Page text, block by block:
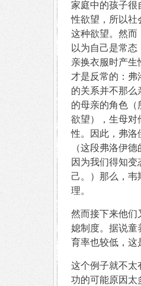
家庭中的孩子很
性欲望，所以社
这种欲望。然而
以为自己是常
亲换衣服时产生
才是反常的：
的关系并不那么
的母亲的角色
欲望），生母对
性。因此，弗洛
（这段弗洛伊
因为我们得知变
己。）那么，
理。
然而接下来他们
媳制度。据说童
育率也较低，这
这个例子就不太
功的可能原因太